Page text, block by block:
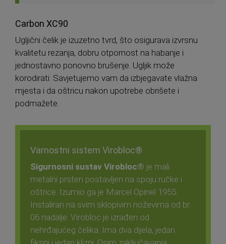
Carbon XC90
Ugljični čelik je izuzetno tvrd, što osigurava izvrsnu
kvalitetu rezanja, dobru otpornost na habanje i
jednostavno ponovno brušenje. Ugljik može
korodirati. Savjetujemo vam da izbjegavate vlažna
mjesta i da oštricu nakon upotrebe obrišete i
podmažete.
Varnostni sistem Virobloc®
Sigurnosni sustav Virobloc® je mali
metalni prsten postavljen na spoju ručke i
oštrice. Izumio ga je Marcel Opinel 1955.
Instaliran na svim sklopivim noževima od br.
06 nadalje. Virobloc je izrađen od
nehrđajućeg čelika. Ima dva dijela, jedan